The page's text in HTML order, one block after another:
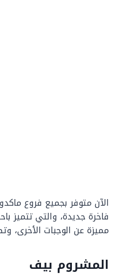
الآن متوفر بجميع فروع
فاخرة جديدة، والتي تتميز
مميزة عن الوجبات الأخرى،
المشروم بيف